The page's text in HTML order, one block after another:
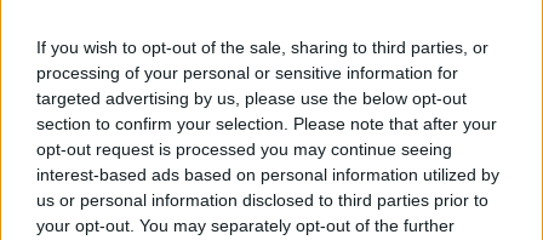
If you wish to opt-out of the sale, sharing to third parties, or
processing of your personal or sensitive information for
targeted advertising by us, please use the below opt-out
section to confirm your selection. Please note that after your
opt-out request is processed you may continue seeing
interest-based ads based on personal information utilized by
us or personal information disclosed to third parties prior to
your opt-out. You may separately opt-out of the further
Μπορεί ακόμη να βρισκόμαστε στην αρχή
της αγωνιστικής σεζόν όμως οΜάτζικ
Τζόνσον, ένα θρύλος τουΝΒΑδεν δίστασε
να φτιάξει μια λίστα με παίκτες που κατά
την γνώμη του δείχνουν ικανοί με βάση τις
μέχρι τώρα εμφανίσεις τους για τον τίτλο
του MVP της χρονιάς.